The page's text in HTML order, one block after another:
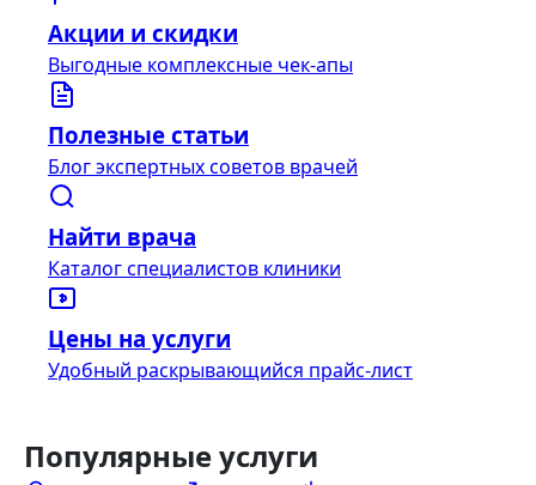
Акции и скидки
Выгодные комплексные чек-апы
Полезные статьи
Блог экспертных советов врачей
Найти врача
Каталог специалистов клиники
Цены на услуги
Удобный раскрывающийся прайс-лист
Популярные услуги